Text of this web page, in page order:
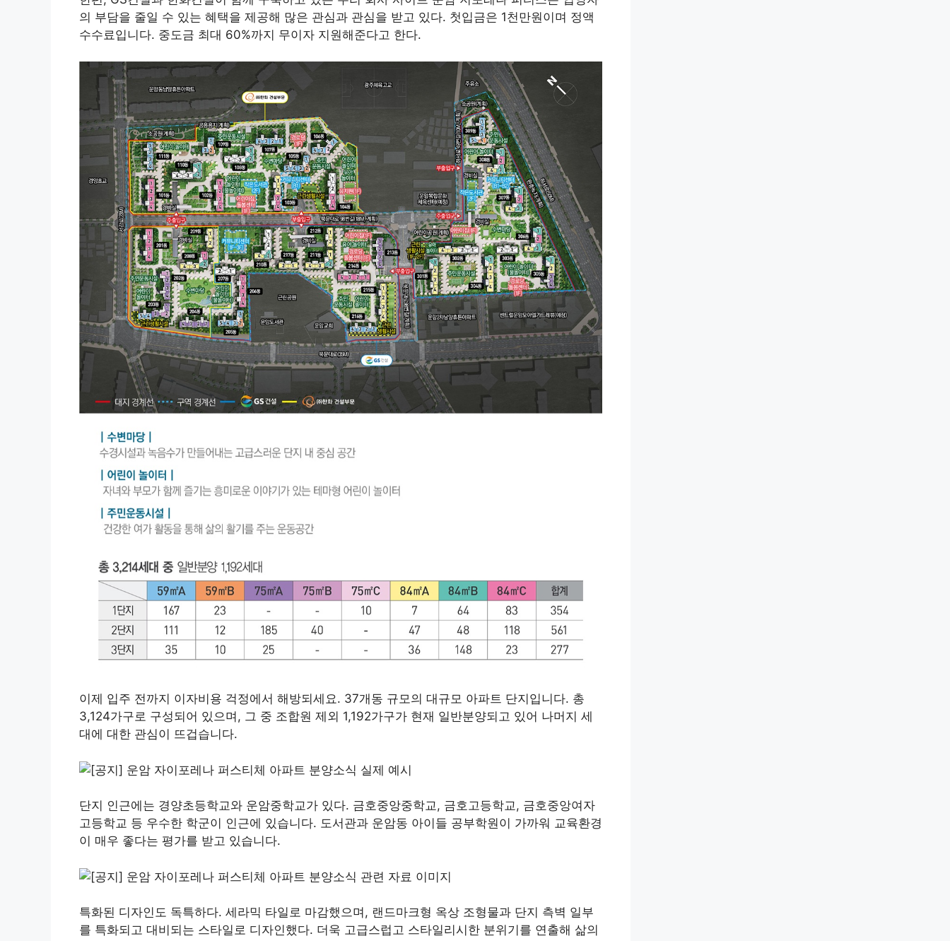
의 부담을 줄일 수 있는 혜택을 제공해 많은 관심과 관심을 받고 있다. 첫입금은 1천만원이며 정액
수수료입니다. 중도금 최대 60%까지 무이자 지원해준다고 한다.
이제 입주 전까지 이자비용 걱정에서 해방되세요. 37개동 규모의 대규모 아파트 단지입니다. 총
3,124가구로 구성되어 있으며, 그 중 조합원 제외 1,192가구가 현재 일반분양되고 있어 나머지 세
대에 대한 관심이 뜨겁습니다.
단지 인근에는 경양초등학교와 운암중학교가 있다. 금호중앙중학교, 금호고등학교, 금호중앙여자
고등학교 등 우수한 학군이 인근에 있습니다. 도서관과 운암동 아이들 공부학원이 가까워 교육환경
이 매우 좋다는 평가를 받고 있습니다.
특화된 디자인도 독특하다. 세라믹 타일로 마감했으며, 랜드마크형 옥상 조형물과 단지 측벽 일부
를 특화되고 대비되는 스타일로 디자인했다. 더욱 고급스럽고 스타일리시한 분위기를 연출해 삶의